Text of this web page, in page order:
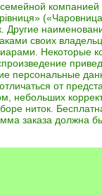
компанией
Другие
своих
Некоторые
персональные
от
небольших
ниток.
заказа должна